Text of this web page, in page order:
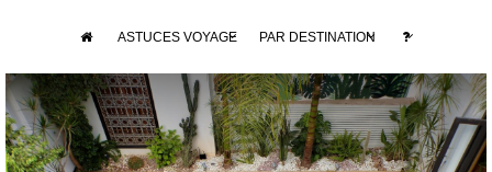
ASTUCES VOYAGE PAR DESTINATION